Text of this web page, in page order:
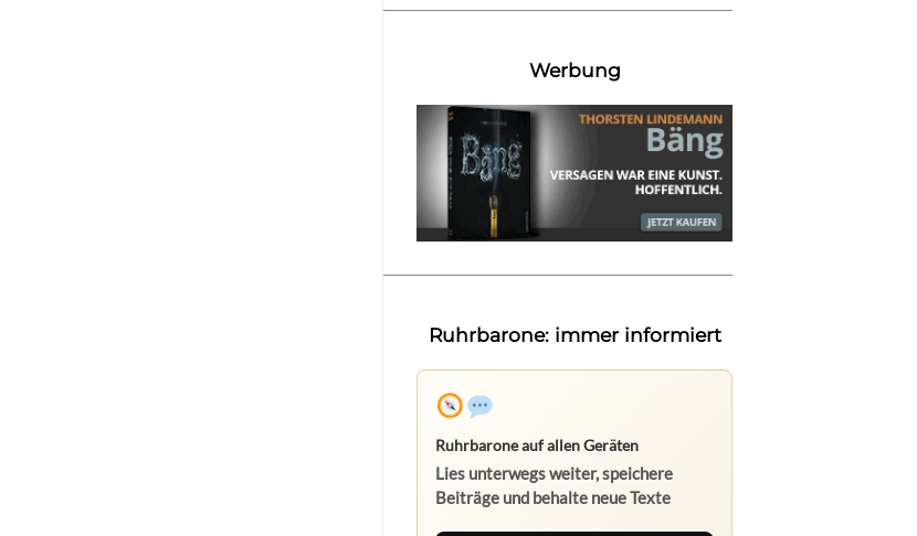
Werbung
Ruhrbarone: immer informiert
Ruhrbarone auf allen Geräten
Lies unterwegs weiter, speichere
Beiträge und behalte neue Texte